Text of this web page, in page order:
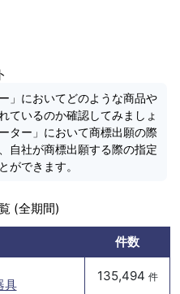
」においてどのような商品や
ているのか確認してみましょ
ター」において商標出願の際
自社が商標出願する際の指定
ができます。
(全期間)
件数
具
135,494 件